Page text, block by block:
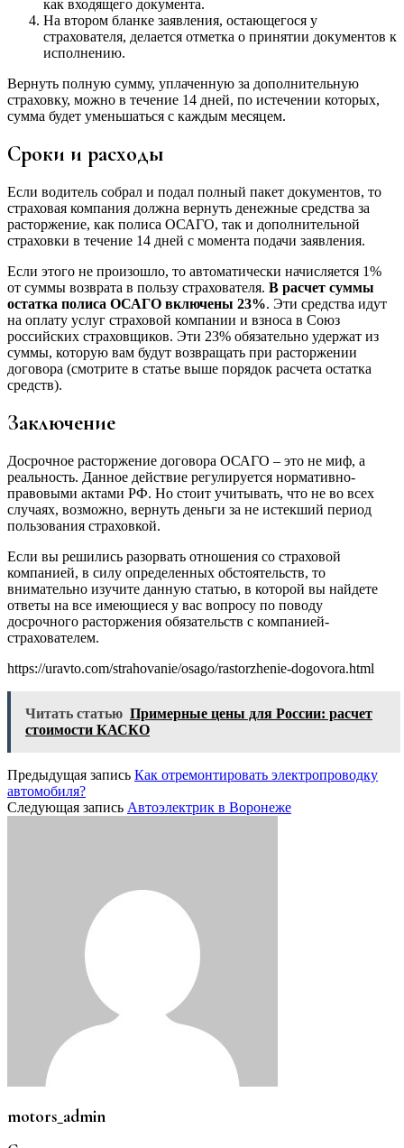
как входящего документа.
На втором бланке заявления, остающегося у
страхователя, делается отметка о принятии документов к
исполнению.
Вернуть полную сумму, уплаченную за дополнительную
страховку, можно в течение 14 дней, по истечении которых,
сумма будет уменьшаться с каждым месяцем.
Сроки и расходы
Если водитель собрал и подал полный пакет документов, то
страховая компания должна вернуть денежные средства за
расторжение, как полиса ОСАГО, так и дополнительной
страховки в течение 14 дней с момента подачи заявления.
Если этого не произошло, то автоматически начисляется 1%
от суммы возврата в пользу страхователя. В расчет суммы
остатка полиса ОСАГО включены 23%. Эти средства идут
на оплату услуг страховой компании и взноса в Союз
российских страховщиков. Эти 23% обязательно удержат из
суммы, которую вам будут возвращать при расторжении
договора (смотрите в статье выше порядок расчета остатка
средств).
Заключение
Досрочное расторжение договора ОСАГО – это не миф, а
реальность. Данное действие регулируется нормативно-
правовыми актами РФ. Но стоит учитывать, что не во всех
случаях, возможно, вернуть деньги за не истекший период
пользования страховкой.
Если вы решились разорвать отношения со страховой
компанией, в силу определенных обстоятельств, то
внимательно изучите данную статью, в которой вы найдете
ответы на все имеющиеся у вас вопросу по поводу
досрочного расторжения обязательств с компанией-
страхователем.
https://uravto.com/strahovanie/osago/rastorzhenie-dogovora.html
Читать статью Примерные цены для России: расчет
стоимости КАСКО
Предыдущая запись Как отремонтировать электропроводку
автомобиля?
Следующая запись Автоэлектрик в Воронеже
motors_admin